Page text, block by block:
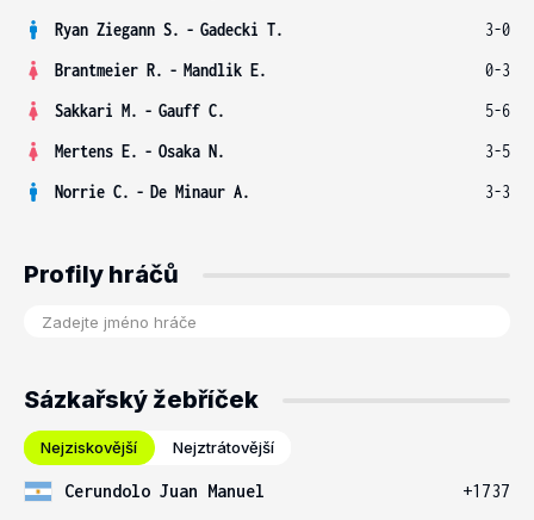
Ryan Ziegann S. - Gadecki T.
3-0
Brantmeier R. - Mandlik E.
0-3
Sakkari M. - Gauff C.
5-6
Mertens E. - Osaka N.
3-5
Norrie C. - De Minaur A. 3-3
Profily hráčů
Sázkařský žebříček
Nejziskovější Nejztrátovější
Cerundolo Juan Manuel
+1737